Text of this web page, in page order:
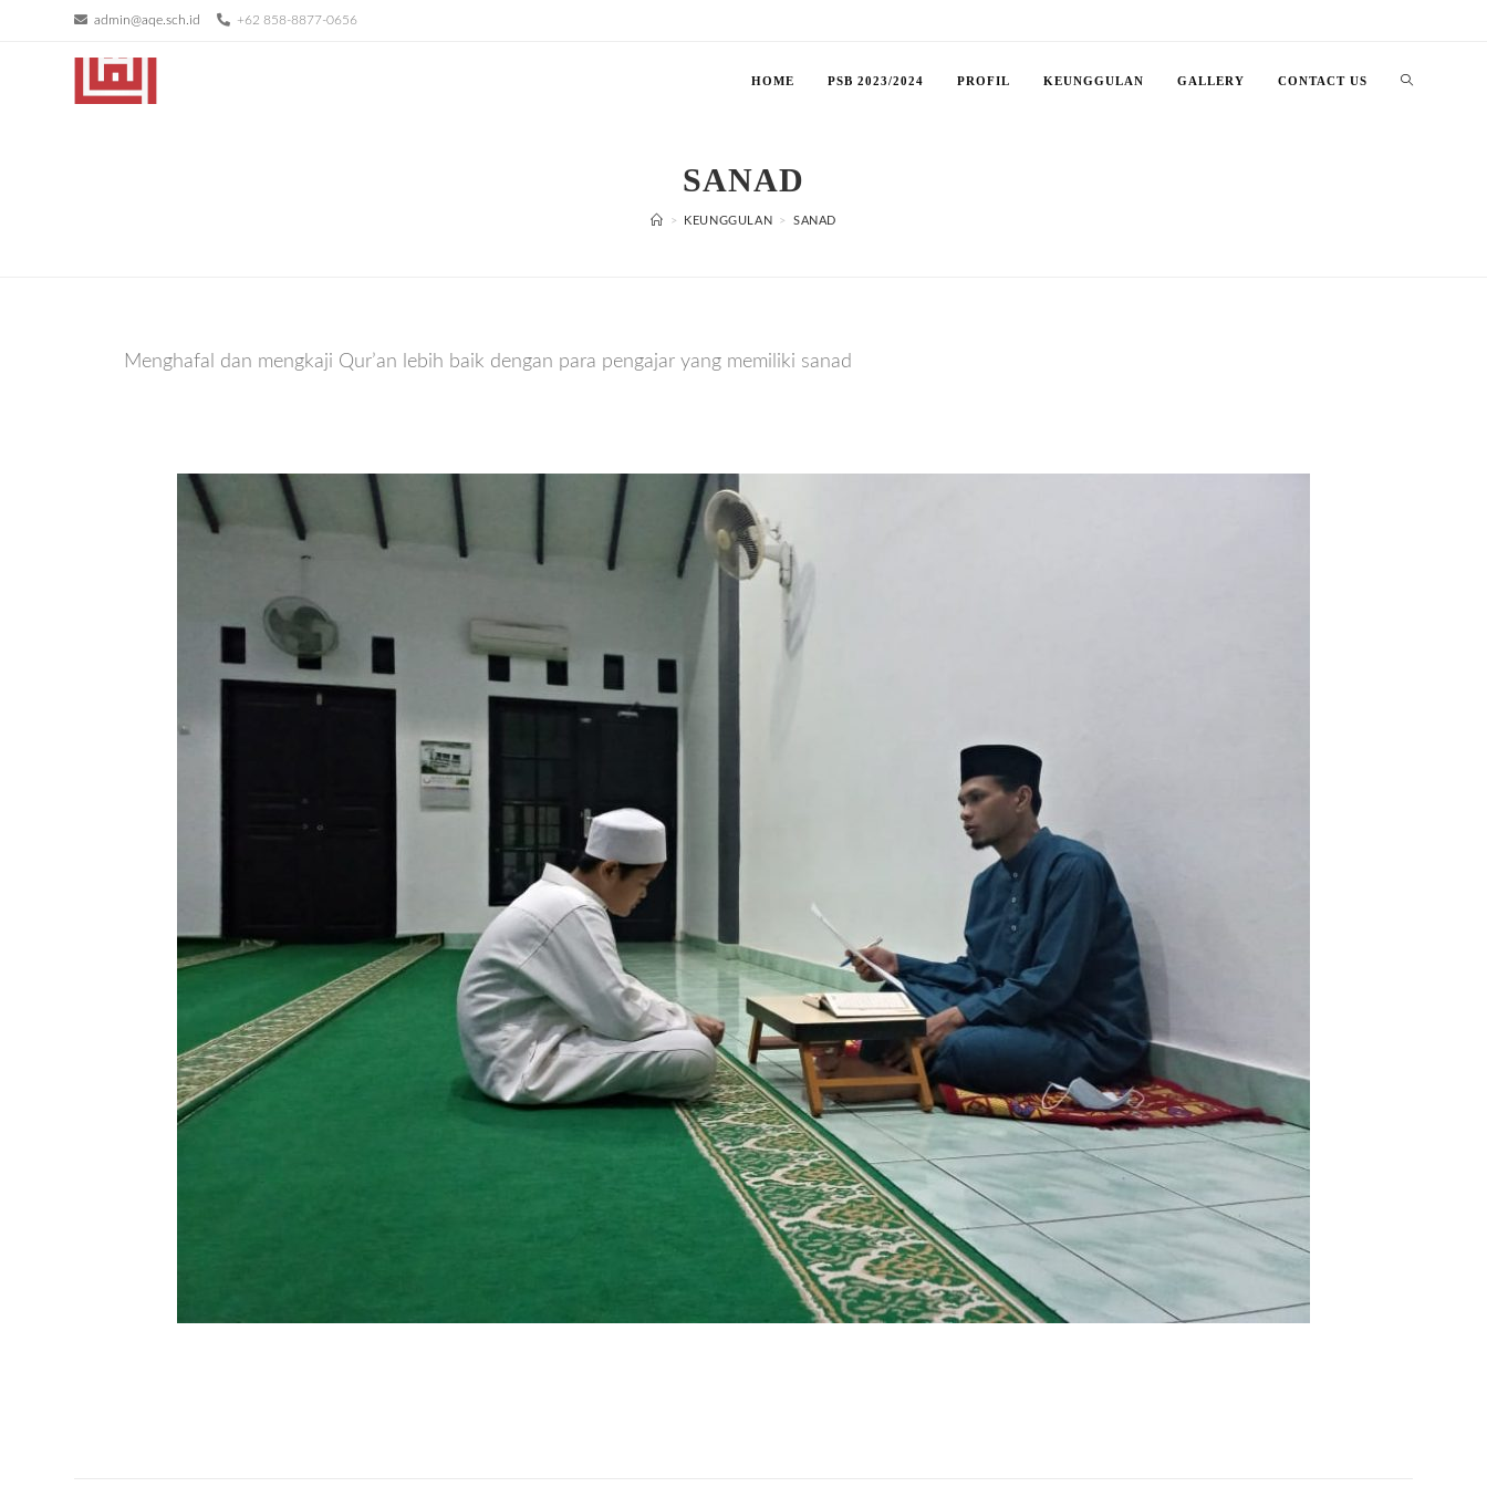
admin@aqe.sch.id +62 858-8877-0656
HOME PSB 2023/2024 PROFIL KEUNGGULAN GALLERY CONTACT US
SANAD
> KEUNGGULAN > SANAD
Menghafal dan mengkaji Qur’an lebih baik dengan para pengajar yang memiliki sanad